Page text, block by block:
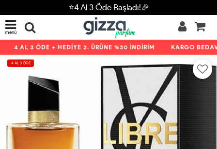
⭐4 Al 3 Öde Başladı!🎉
menü
4 AL 3 ÖDE + HEDİYE 2. ÜRÜNE %30 İNDİRİM KARGO
4 AL 3 ÖDE